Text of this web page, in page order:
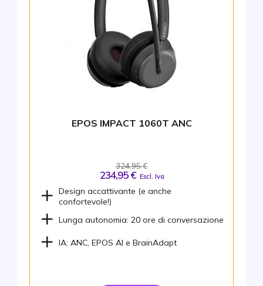
EPOS IMPACT 1060T ANC
324,95 €
234,95 € Escl. Iva
Design accattivante (e anche
confortevole!)
Lunga autonomia: 20 ore di conversazione
IA: ANC, EPOS AI e BrainAdapt